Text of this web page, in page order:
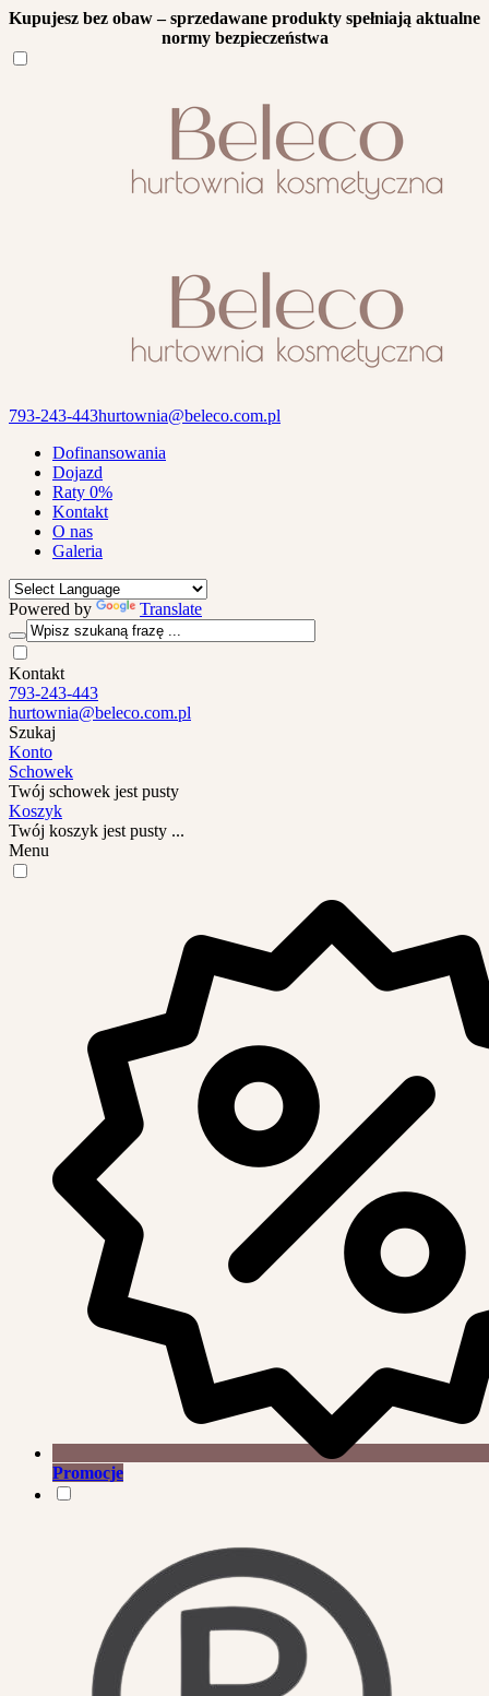
Kupujesz bez obaw – sprzedawane produkty spełniają aktualne
normy bezpieczeństwa
793-243-443hurtownia@beleco.com.pl
Dofinansowania
Dojazd
Raty 0%
Kontakt
O nas
Galeria
Powered by Translate
Kontakt
793-243-443
hurtownia@beleco.com.pl
Szukaj
Konto
Schowek
Twój schowek jest pusty
Koszyk
Twój koszyk jest pusty ...
Menu
Promocje